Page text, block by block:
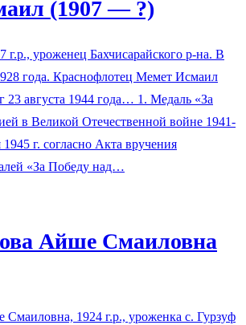
(1907 — ?)
уроженец Бахчисарайского р-на. В
года. Краснофлотец Мемет Исмаил
23 августа 1944 года… 1. Медаль «За
в Великой Отечественной войне 1941-
1945 г. согласно Акта вручения
«За Победу над…
Айше Смаиловна
1924 г.р., уроженка с. Гурзуф